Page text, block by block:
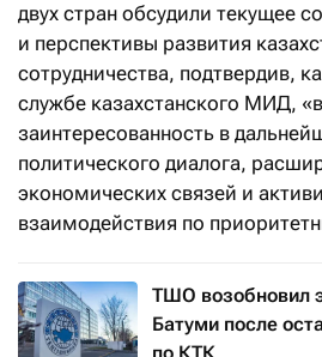
двух стран обсудили текущее
и перспективы развития
сотрудничества, подтвердив,
службе казахстанского МИД,
заинтересованность в
политического диалога,
экономических связей и
взаимодействия по
ТШО возобновил
Батуми после